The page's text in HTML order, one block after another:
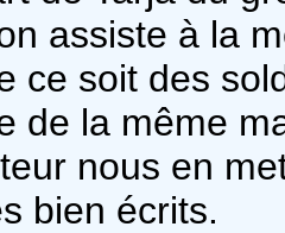
assiste à la
ce soit des
de la même
nous en
bien écrits.